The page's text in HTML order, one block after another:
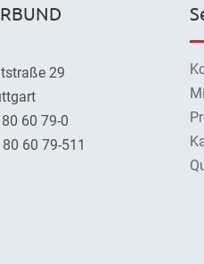
29
60 79-0
60 79-511